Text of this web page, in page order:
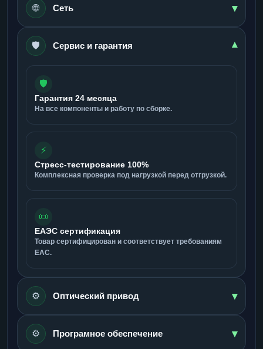
🌐 Сеть ▾
🛡️ Сервис и гарантия ▾
🛡️
Гарантия 24 месяца
На все компоненты и работу по сборке.
⚡
Стресс-тестирование 100%
Комплексная проверка под нагрузкой перед отгрузкой.
📜
ЕАЭС сертификация
Товар сертифицирован и соответствует требованиям
ЕАС.
⚙️ Оптический привод ▾
⚙️ Програмное обеспечение ▾